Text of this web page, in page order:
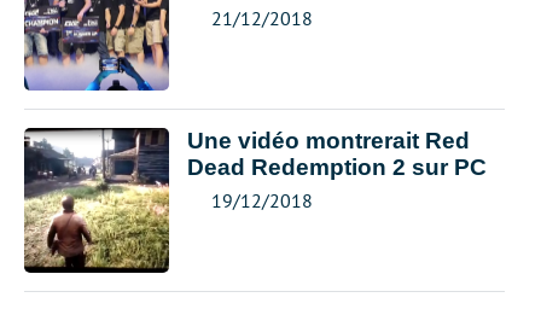
21/12/2018
Une vidéo montrerait Red
Dead Redemption 2 sur PC
19/12/2018